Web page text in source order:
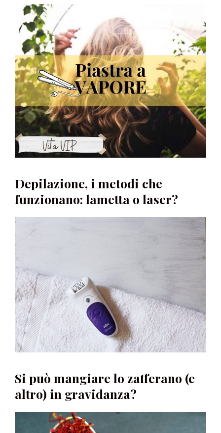
Depilazione, i metodi che
funzionano: lametta o laser?
Si può mangiare lo zafferano (e
altro) in gravidanza?